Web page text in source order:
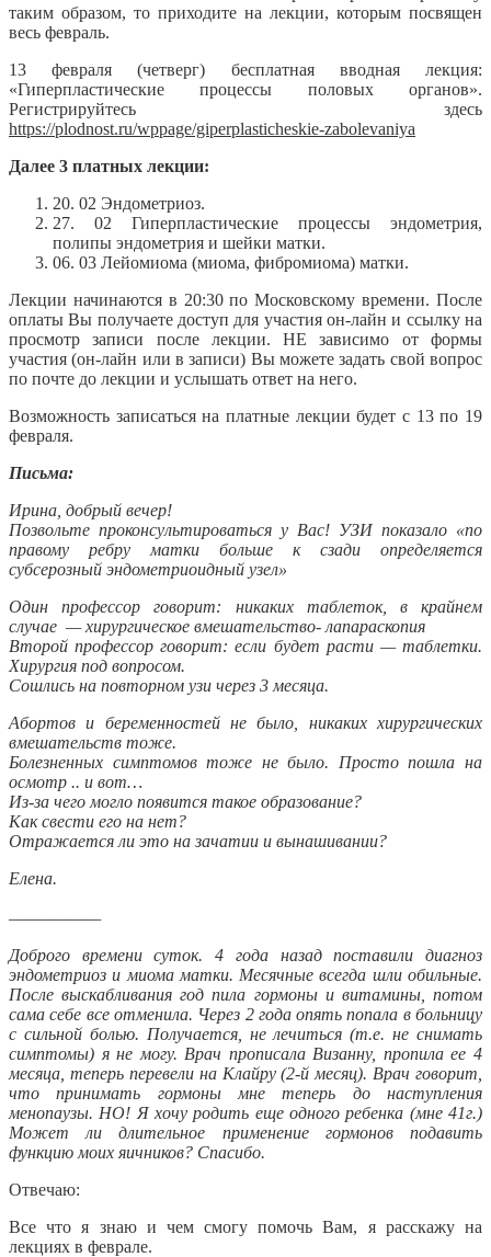
таким образом, то приходите на лекции, которым посвящен
весь февраль.
13 февраля (четверг) бесплатная вводная лекция:
«Гиперпластические процессы половых органов».
Регистрируйтесь здесь
https://plodnost.ru/wppage/giperplasticheskie-zabolevaniya
Далее 3 платных лекции:
20. 02 Эндометриоз.
27. 02 Гиперпластические процессы эндометрия,
полипы эндометрия и шейки матки.
06. 03 Лейомиома (миома, фибромиома) матки.
Лекции начинаются в 20:30 по Московскому времени. После
оплаты Вы получаете доступ для участия он-лайн и ссылку на
просмотр записи после лекции. НЕ зависимо от формы
участия (он-лайн или в записи) Вы можете задать свой вопрос
по почте до лекции и услышать ответ на него.
Возможность записаться на платные лекции будет с 13 по 19
февраля.
Письма:
Ирина, добрый вечер!
Позвольте проконсультироваться у Вас! УЗИ показало «по
правому ребру матки больше к сзади определяется
субсерозный эндометриоидный узел»
Один профессор говорит: никаких таблеток, в крайнем
случае — хирургическое вмешательство- лапараскопия
Второй профессор говорит: если будет расти — таблетки.
Хирургия под вопросом.
Сошлись на повторном узи через 3 месяца.
Абортов и беременностей не было, никаких хирургических
вмешательств тоже.
Болезненных симптомов тоже не было. Просто пошла на
осмотр .. и вот…
Из-за чего могло появится такое образование?
Как свести его на нет?
Отражается ли это на зачатии и вынашивании?
Елена.
——————
Доброго времени суток. 4 года назад поставили диагноз
эндометриоз и миома матки. Месячные всегда шли обильные.
После выскабливания год пила гормоны и витамины, потом
сама себе все отменила. Через 2 года опять попала в больницу
с сильной болью. Получается, не лечиться (т.е. не снимать
симптомы) я не могу. Врач прописала Визанну, пропила ее 4
месяца, теперь перевели на Клайру (2-й месяц). Врач говорит,
что принимать гормоны мне теперь до наступления
менопаузы. НО! Я хочу родить еще одного ребенка (мне 41г.)
Может ли длительное применение гормонов подавить
функцию моих яичников? Спасибо.
Отвечаю:
Все что я знаю и чем смогу помочь Вам, я расскажу на
лекциях в феврале.